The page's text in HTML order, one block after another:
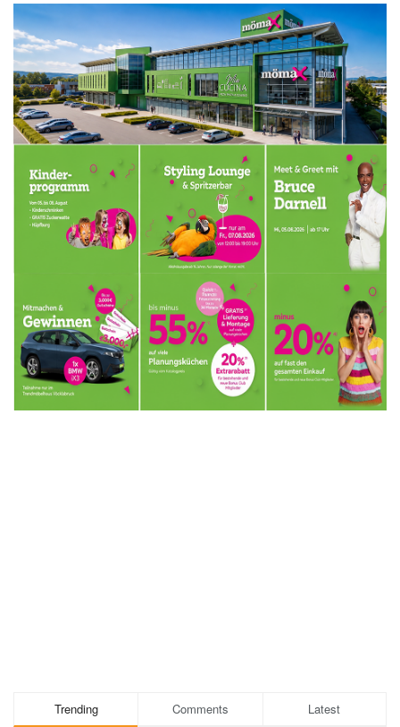
Trending Comments Latest